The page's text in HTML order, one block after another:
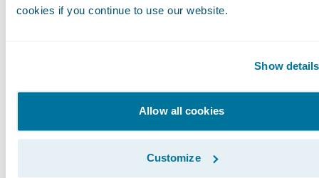
cookies if you continue to use our website.
Show details
Allow all cookies
Customize
Anforderungen heutiger Sachversicherer
Schadenorganisationen ihre bevorzugten
Bearbeitungsverfahren festlegen, umsetzen
und kontinuierlich verbessern. Dies gibt
Ihnen die Möglichkeit, ihre Schadenprozesse
wirksam zu optimieren und zu kontrollieren.